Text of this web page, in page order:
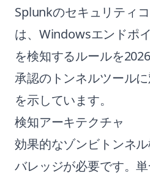
Splunkのセキュリティ
は、Windowsエンドポ
を検知するルールを
承認のトンネルツール
を示しています。
検知アーキテクチャ
効果的なゾンビトンネ
バレッジが必要です。